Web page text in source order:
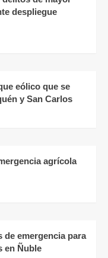
despliegue
eólico que se
y San Carlos
agrícola
emergencia para
en Ñuble